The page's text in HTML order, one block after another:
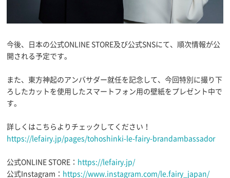
今後、日本の公式ONLINE STORE及び公式SNSにて、順次情報が公
開される予定です。
また、東方神起のアンバサダー就任を記念して、今回特別に撮り下
ろしたカットを使用したスマートフォン用の壁紙をプレゼント中で
す。
詳しくはこちらよりチェックしてください！
https://lefairy.jp/pages/tohoshinki-le-fairy-brandambassador
公式ONLINE STORE： https://lefairy.jp/
公式Instagram： https://www.instagram.com/le.fairy_japan/